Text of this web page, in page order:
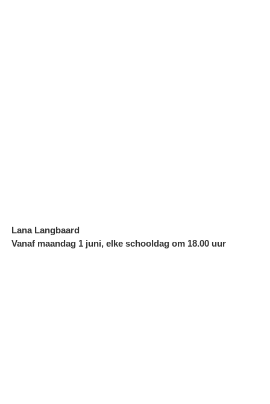
Lana Langbaard
Vanaf maandag 1 juni, elke schooldag om 18.00 uur